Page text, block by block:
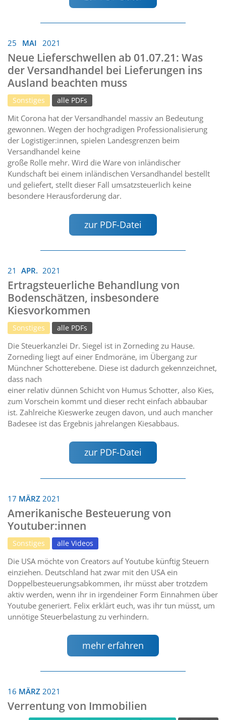
25 MAI 2021
Neue Lieferschwellen ab 01.07.21: Was
der Versandhandel bei Lieferungen ins
Ausland beachten muss
Sonstiges alle PDFs
Mit Corona hat der Versandhandel massiv an Bedeutung
gewonnen. Wegen der hochgradigen Professionalisierung
der Logistiger:innen, spielen Landesgrenzen beim
Versandhandel keine
große Rolle mehr. Wird die Ware von inländischer
Kundschaft bei einem inländischen Versandhandel bestellt
und geliefert, stellt dieser Fall umsatzsteuerlich keine
besondere Herausforderung dar.
zur PDF-Datei
21 APR. 2021
Ertragsteuerliche Behandlung von
Bodenschätzen, insbesondere
Kiesvorkommen
Sonstiges alle PDFs
Die Steuerkanzlei Dr. Siegel ist in Zorneding zu Hause.
Zorneding liegt auf einer Endmoräne, im Übergang zur
Münchner Schotterebene. Diese ist dadurch gekennzeichnet,
dass nach
einer relativ dünnen Schicht von Humus Schotter, also Kies,
zum Vorschein kommt und dieser recht einfach abbaubar
ist. Zahlreiche Kieswerke zeugen davon, und auch mancher
Badesee ist das Ergebnis jahrelangen Kiesabbaus.
zur PDF-Datei
17 MÄRZ 2021
Amerikanische Besteuerung von
Youtuber:innen
Sonstiges alle Videos
Die USA möchte von Creators auf Youtube künftig Steuern
einziehen. Deutschland hat zwar mit den USA ein
Doppelbesteuerungsabkommen, ihr müsst aber trotzdem
aktiv werden, wenn ihr in irgendeiner Form Einnahmen über
Youtube generiert. Felix erklärt euch, was ihr tun müsst, um
unnötige Steuerbelastung zu verhindern.
mehr erfahren
16 MÄRZ 2021
Verrentung von Immobilien